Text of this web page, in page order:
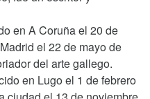
en A Coruña el 20 de
el 22 de mayo de
del arte gallego.
en Lugo el 1 de febrero